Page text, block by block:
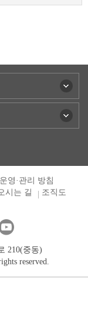
영·관리 방침
시는 길
조직도
210(중동)
reserved.